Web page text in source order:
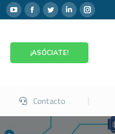
¡ASÓCIATE!
Contacto
Contacto